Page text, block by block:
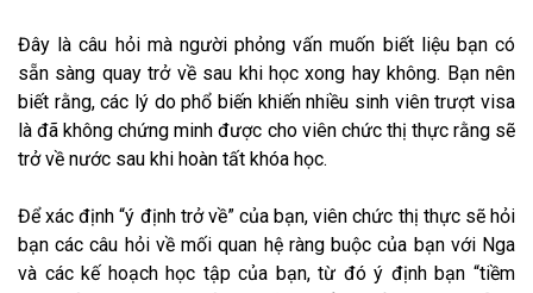
Đây là câu hỏi mà người phỏng vấn muốn biết liệu bạn có
sẵn sàng quay trở về sau khi học xong hay không. Bạn nên
biết rằng, các lý do phổ biến khiến nhiều sinh viên trượt visa
là đã không chứng minh được cho viên chức thị thực rằng sẽ
trở về nước sau khi hoàn tất khóa học.
Để xác định “ý định trở về” của bạn, viên chức thị thực sẽ hỏi
bạn các câu hỏi về mối quan hệ ràng buộc của bạn với Nga
và các kế hoạch học tập của bạn, từ đó ý định bạn “tiềm